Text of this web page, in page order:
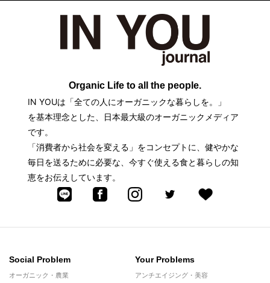
Organic Life to all the people.
IN YOUは「全ての人にオーガニックな暮らしを。」
を基本理念とした、日本最大級のオーガニックメディア
です。
「消費者から社会を変える」をコンセプトに、健やかな
毎日を送るために必要な、今すぐ使える食と暮らしの知
恵をお伝えしています。
Social Problem
オーガニック・農業
Your Problems
アンチエイジング・美容